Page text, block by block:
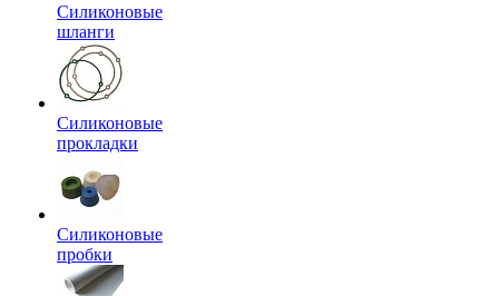
Силиконовые
шланги
Силиконовые
прокладки
Силиконовые
пробки